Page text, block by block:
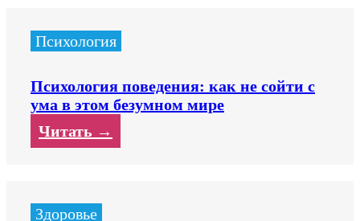
Психология
Психология поведения: как не сойти с
ума в этом безумном мире
Читать →
Здоровье